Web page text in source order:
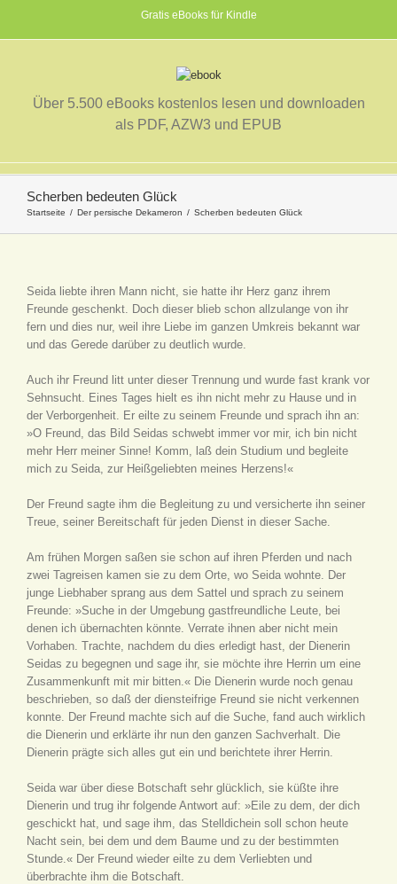
Gratis eBooks für Kindle
Über 5.500 eBooks kostenlos lesen und downloaden
als PDF, AZW3 und EPUB
Scherben bedeuten Glück
Startseite Der persische Dekameron Scherben bedeuten Glück
Seida liebte ihren Mann nicht, sie hatte ihr Herz ganz ihrem
Freunde geschenkt. Doch dieser blieb schon allzulange von ihr
fern und dies nur, weil ihre Liebe im ganzen Umkreis bekannt war
und das Gerede darüber zu deutlich wurde.
Auch ihr Freund litt unter dieser Trennung und wurde fast krank vor
Sehnsucht. Eines Tages hielt es ihn nicht mehr zu Hause und in
der Verborgenheit. Er eilte zu seinem Freunde und sprach ihn an:
»O Freund, das Bild Seidas schwebt immer vor mir, ich bin nicht
mehr Herr meiner Sinne! Komm, laß dein Studium und begleite
mich zu Seida, zur Heißgeliebten meines Herzens!«
Der Freund sagte ihm die Begleitung zu und versicherte ihn seiner
Treue, seiner Bereitschaft für jeden Dienst in dieser Sache.
Am frühen Morgen saßen sie schon auf ihren Pferden und nach
zwei Tagreisen kamen sie zu dem Orte, wo Seida wohnte. Der
junge Liebhaber sprang aus dem Sattel und sprach zu seinem
Freunde: »Suche in der Umgebung gastfreundliche Leute, bei
denen ich übernachten könnte. Verrate ihnen aber nicht mein
Vorhaben. Trachte, nachdem du dies erledigt hast, der Dienerin
Seidas zu begegnen und sage ihr, sie möchte ihre Herrin um eine
Zusammenkunft mit mir bitten.« Die Dienerin wurde noch genau
beschrieben, so daß der diensteifrige Freund sie nicht verkennen
konnte. Der Freund machte sich auf die Suche, fand auch wirklich
die Dienerin und erklärte ihr nun den ganzen Sachverhalt. Die
Dienerin prägte sich alles gut ein und berichtete ihrer Herrin.
Seida war über diese Botschaft sehr glücklich, sie küßte ihre
Dienerin und trug ihr folgende Antwort auf: »Eile zu dem, der dich
geschickt hat, und sage ihm, das Stelldichein soll schon heute
Nacht sein, bei dem und dem Baume und zu der bestimmten
Stunde.« Der Freund wieder eilte zu dem Verliebten und
überbrachte ihm die Botschaft.